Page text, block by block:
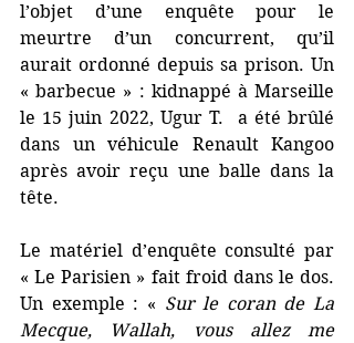
l’objet d’une enquête pour le
meurtre d’un concurrent, qu’il
aurait ordonné depuis sa prison. Un
« barbecue » : kidnappé à Marseille
le 15 juin 2022, Ugur T.  a été brûlé
dans un véhicule Renault Kangoo
après avoir reçu une balle dans la
tête.
Le matériel d’enquête consulté par
« Le Parisien » fait froid dans le dos.
Un exemple : « Sur le coran de La
Mecque, Wallah, vous allez me